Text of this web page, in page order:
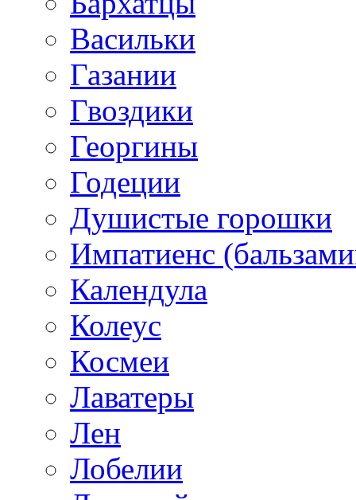
Васильки
Газании
Гвоздики
Георгины
Годеции
Душистые горошки
Импатиенс
Календула
Колеус
Космеи
Лаватеры
Лен
Лобелии